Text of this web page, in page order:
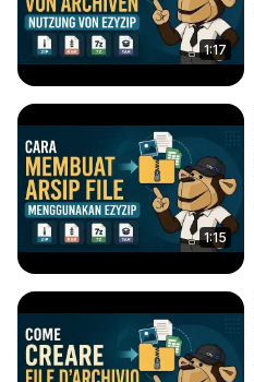
1:17
1:15